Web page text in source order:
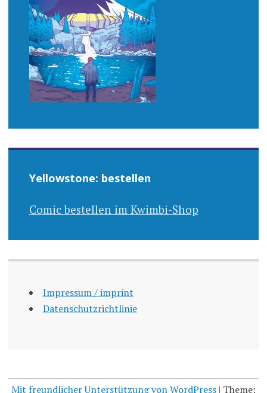
Yellowstone: bestellen
Comic bestellen im Kwimbi-Shop
Impressum / imprint
Datenschutzrichtlinie
Mit freundlicher Unterstützung von WordPress | Theme: